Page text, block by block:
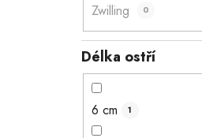
Zwilling 0
Délka ostří
6 cm 1